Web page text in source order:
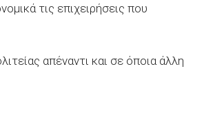
τις επιχειρήσεις που
απέναντι και σε όποια άλλη